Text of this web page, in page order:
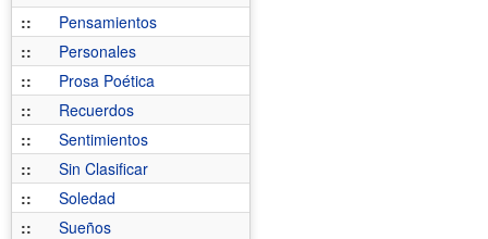
::
Pensamientos
::
Personales
::
Prosa Poética
::
Recuerdos
::
Sentimientos
::
Sin Clasificar
::
Soledad
::
Sueños